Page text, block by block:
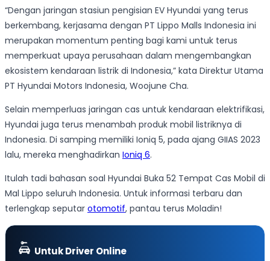
“Dengan jaringan stasiun pengisian EV Hyundai yang terus
berkembang, kerjasama dengan PT Lippo Malls Indonesia ini
merupakan momentum penting bagi kami untuk terus
memperkuat upaya perusahaan dalam mengembangkan
ekosistem kendaraan listrik di Indonesia,” kata Direktur Utama
PT Hyundai Motors Indonesia, Woojune Cha.
Selain memperluas jaringan cas untuk kendaraan elektrifikasi,
Hyundai juga terus menambah produk mobil listriknya di
Indonesia. Di samping memiliki Ioniq 5, pada ajang GIIAS 2023
lalu, mereka menghadirkan Ioniq 6.
Itulah tadi bahasan soal Hyundai Buka 52 Tempat Cas Mobil di
Mal Lippo seluruh Indonesia. Untuk informasi terbaru dan
terlengkap seputar otomotif, pantau terus Moladin!
Untuk Driver Online